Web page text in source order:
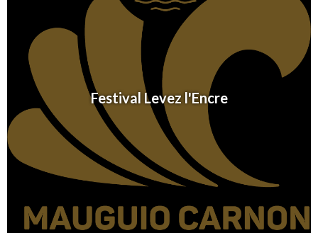
Festival Levez l'Encre